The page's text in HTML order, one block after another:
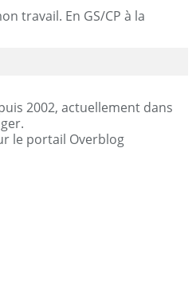
travail. En GS/CP à la
2002, actuellement dans
le portail Overblog